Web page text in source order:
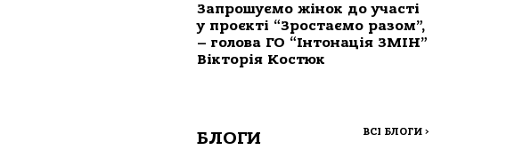
Запрошуємо жінок до участі
у проєкті “Зростаємо разом”,
– голова ГО “Інтонація ЗМІН”
Вікторія Костюк
БЛОГИ ВСІ БЛОГИ >